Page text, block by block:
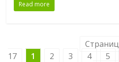
Read more
17
1 2 3 4 5